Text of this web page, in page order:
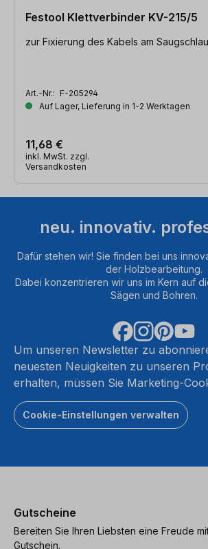
Festool Klettverbinder KV-215/5
zur Fixierung des Kabels am
Art.-Nr.: F-205294
Auf Lager, Lieferung in 1-2 Werktagen
11,68 €
inkl. MwSt. zzgl.
Versandkosten
neu. innovativ.
Dafür stehen wir! Sie finden bei uns
der Holzbearbeitung.
Dabei konzentrieren wir uns im Kern auf
Sägen und Bohren.
Um unseren Newsletter zu
neuesten Neuigkeiten zu unseren
erhalten, müssen Sie Marketing-
Cookie-Einstellungen verwalten
Gutscheine
Bereiten Sie Ihren Liebsten eine Freude
Gutschein.